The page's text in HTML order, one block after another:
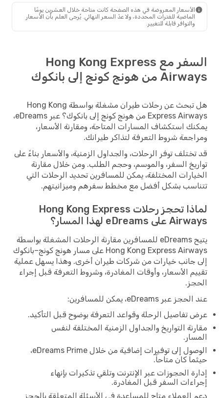
الأسعار المعروضة في هذه الصفحة كانت متاحة خلال العشرين يومًا
الماضية للفترات المحددة، ولا عدّ السعر النهائي. يُرجى العلم بأن الأسعار
والتوافر قابلة للتغيير.
السفر مع Hong Kong Express
Airways من هونج كونج إلى بانكوك
هل تبحث عن رحلات طيران مشغلة بواسطة Hong Kong
Express Airways من هونج كونج إلى بانكوك؟ عبر eDreams،
يمكنك استكشاف المسارات المتاحة، ومقارنة الأسعار،
ومراجعة شروط التعرفة لتذاكر طيرانك.
قد تختلف توفر الرحلات، والجداول الزمنية، والأسعار بناءً على
تواريخ السفر، والموسم، وحجم الطلب. ومن خلال مقارنة
الخيارات المختلفة، يمكن للمسافرين تحديد الرحلات التي
تتناسب بشكل أفضل مع مخطط سفرهم وميزانيتهم.
لماذا تحجز رحلات Hong Kong Express
Airways على eDreams لهذا المسار؟
يتيح eDreams للمسافرين مقارنة الرحلات المشغلة بواسطة
Hong Kong Express Airways على مسار هونج كونج–بانكوك
إلى جانب خيارات من شركات طيران أخرى. وهذا يسهل عملية
تقييم الأسعار، وأوقات المغادرة، وشروط التعرفة قبل إجراء
الحجز.
عند الحجز عبر eDreams، يمكن للمسافرين:
عرض تفاصيل الرحلة وقواعد التعرفة بوضوح قبل التأكيد.
مقارنة التواريخ والجداول الزمنية المختلفة لنفس
المسار.
الوصول إلى توفيرات إضافية من خلال eDreams Prime،
حيثما كان متاحاً.
إدارة الحجوزات عبر الإنترنت وتلقي تذكيرات بإنهاء
إجراءات السفر قبل المغادرة.
دعم العملاء متاح للمساعدة في الأسئلة المتعلقة بالحجز